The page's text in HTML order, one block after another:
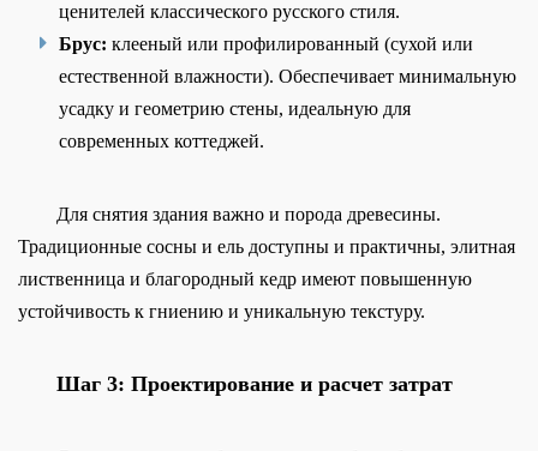
ценителей классического русского стиля.
Брус: клееный или профилированный (сухой или
естественной влажности). Обеспечивает минимальную
усадку и геометрию стены, идеальную для
современных коттеджей.
Для снятия здания важно и порода древесины.
Традиционные сосны и ель доступны и практичны, элитная
лиственница и благородный кедр имеют повышенную
устойчивость к гниению и уникальную текстуру.
Шаг 3: Проектирование и расчет затрат